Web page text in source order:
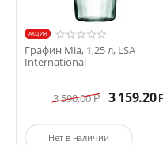
AКЦИЯ
Графин Mia, 1,25 л, LSA
International
3 590.00 Р 3 159.20
Нет в наличии